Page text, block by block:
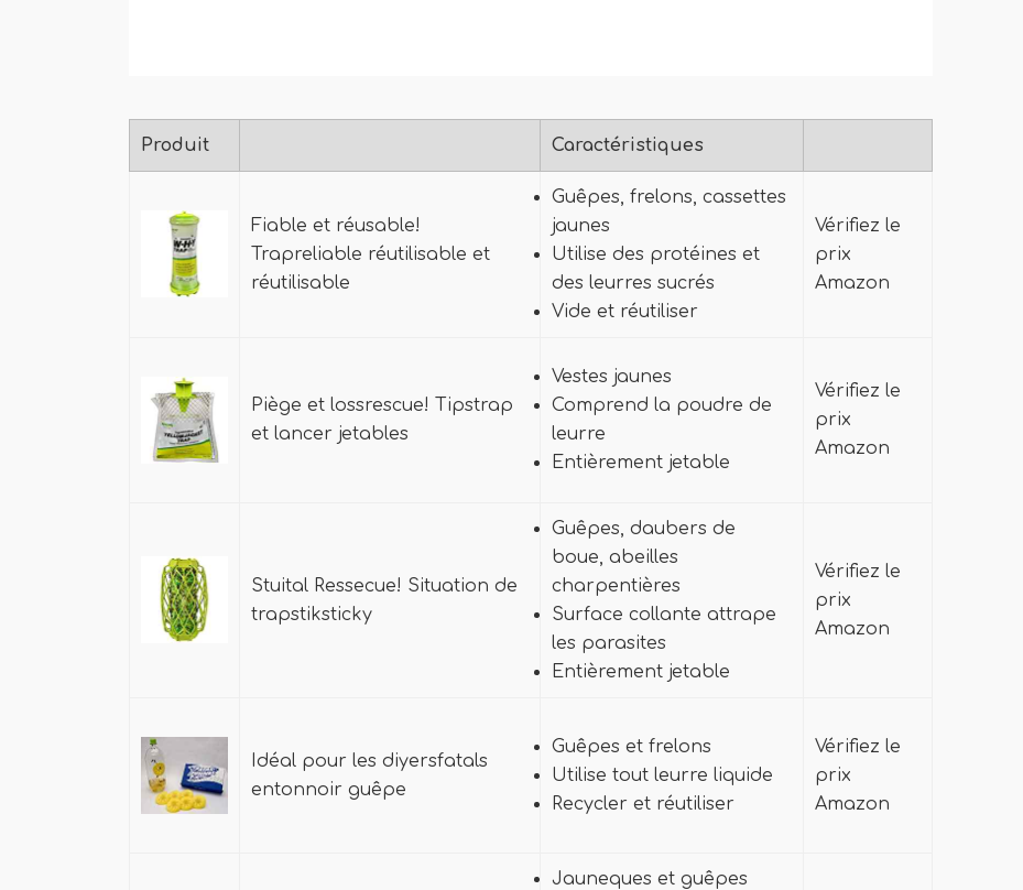
Produit Caractéristiques
Fiable et réusable!
Trapreliable réutilisable et
réutilisable
Guêpes, frelons, cassettes
jaunes
Utilise des protéines et
des leurres sucrés
Vide et réutiliser
Vérifiez le
prix
Amazon
Piège et lossrescue! Tipstrap
et lancer jetables
Vestes jaunes
Comprend la poudre de
leurre
Entièrement jetable
Vérifiez le
prix
Amazon
Stuital Ressecue! Situation de
trapstiksticky
Guêpes, daubers de
boue, abeilles
charpentières
Surface collante attrape
les parasites
Entièrement jetable
Vérifiez le
prix
Amazon
Idéal pour les diyersfatals
entonnoir guêpe
Guêpes et frelons
Utilise tout leurre liquide
Recycler et réutiliser
Vérifiez le
prix
Amazon
Jauneques et guêpes